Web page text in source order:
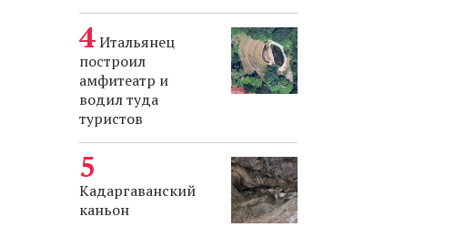
Итальянец
построил
амфитеатр и
водил туда
туристов
Кадаргаванский
каньон